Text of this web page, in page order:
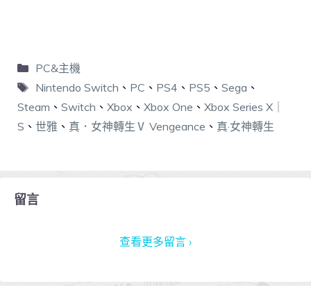
PC&主機
Nintendo Switch 、 PC 、 PS4 、 PS5 、 Sega 、
Steam 、 Switch 、 Xbox 、 Xbox One 、 Xbox Series X｜
S 、 世雅 、 真．女神轉生Ⅴ Vengeance 、 真·女神轉生
留言
查看更多留言 ›